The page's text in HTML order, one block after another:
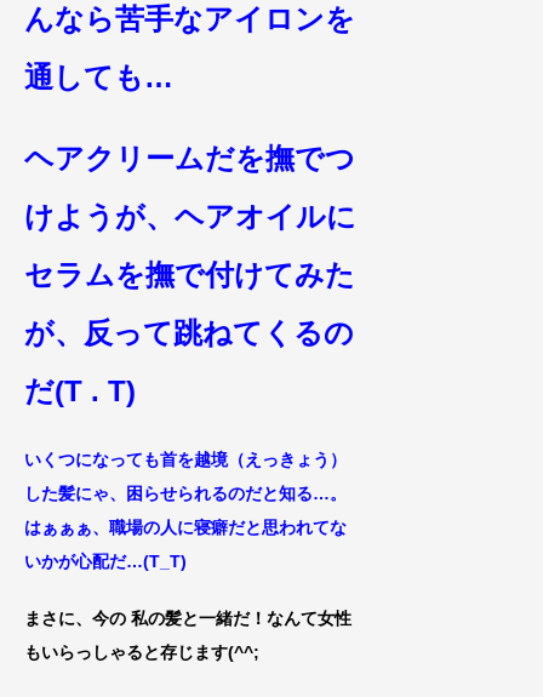
んなら苦手なアイロンを
通しても…
ヘアクリームだを撫でつ
けようが、ヘアオイルに
セラムを撫で付けてみた
が、反って跳ねて くるの
だ(T . T)
いくつになっても首を越境（えっきょう）
した髪にゃ、困らせられるのだと知る…。
はぁぁぁ、職場の人に寝癖だと思われてな
いかが心配だ…(T_T)
まさに、今の 私の髪と一緒だ！なんて女性
もいらっしゃると存じます(^^;